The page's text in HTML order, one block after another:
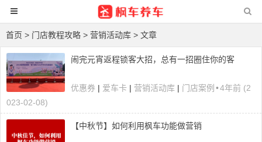
首页 > 门店教程攻略 > 营销活动库 > 文章
闹完元宵返程锁客大招，总有一招圈住你的客
优惠券 | 爱车卡 | 营销活动库 | 门店案例 •4年前 (2
023-02-08)
【中秋节】如何利用枫车功能做营销